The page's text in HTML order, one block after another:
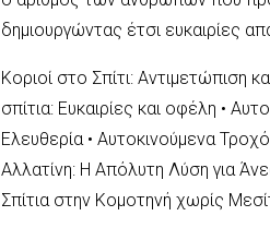
δημιουργώντας έτσι ευκαιρίες
Κοριοί στο Σπίτι: Αντιμετώπιση
σπίτια: Ευκαιρίες και οφέλη •
Ελευθερία• Αυτοκινούμενα
Αλλατίνη: Η Απόλυτη Λύση για
Σπίτια στην Κομοτηνή χωρίς